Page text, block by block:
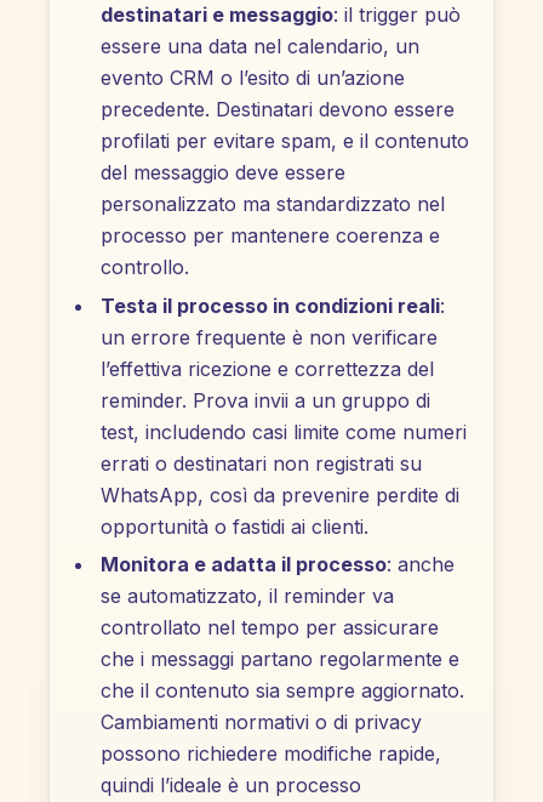
destinatari e messaggio: il trigger può
essere una data nel calendario, un
evento CRM o l’esito di un’azione
precedente. Destinatari devono essere
profilati per evitare spam, e il contenuto
del messaggio deve essere
personalizzato ma standardizzato nel
processo per mantenere coerenza e
controllo.
Testa il processo in condizioni reali:
un errore frequente è non verificare
l’effettiva ricezione e correttezza del
reminder. Prova invii a un gruppo di
test, includendo casi limite come numeri
errati o destinatari non registrati su
WhatsApp, così da prevenire perdite di
opportunità o fastidi ai clienti.
Monitora e adatta il processo: anche
se automatizzato, il reminder va
controllato nel tempo per assicurare
che i messaggi partano regolarmente e
che il contenuto sia sempre aggiornato.
Cambiamenti normativi o di privacy
possono richiedere modifiche rapide,
quindi l’ideale è un processo